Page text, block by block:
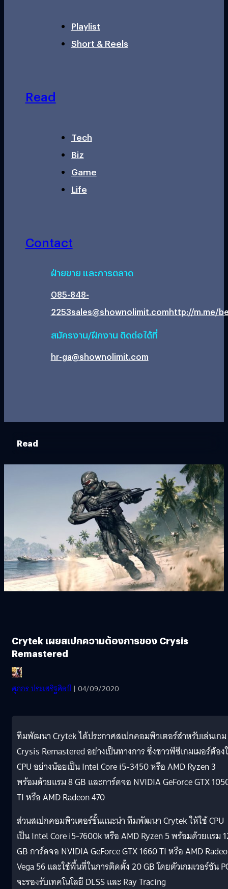
Playlist
Short & Reels
Read
Tech
Biz
Game
Life
Contact
ฝ่ายขาย และการตลาด
085-848-
2253sales@shownolimit.comhttp://m.me/
สมัครงาน/ฝึกงาน ติดต่อได้ที่
hr-ga@shownolimit.com
Read
Crytek เผยสเปกความต้องการของ Crysis
Remastered
ศุภกร ประเสริฐศิลป์ | 04/09/2020
ทีมพัฒนา Crytek ได้ประกาศสเปกคอมพิวเตอร์สำหรับเล่นเกม
Crysis Remastered อย่างเป็นทางการ ซึ่งชาวพีซีเกมเมอร์ต้อง
CPU อย่างน้อยเป็น Intel Core i5-3450 หรือ AMD Ryzen 3
พร้อมด้วยแรม 8 GB และการ์ดจอ NVIDIA GeForce GTX
TI หรือ AMD Radeon 470
ส่วนสเปกคอมพิวเตอร์ขั้นแนะนำ ทีมพัฒนา Crytek ให้ใช้ CPU
เป็น Intel Core i5-7600k หรือ AMD Ryzen 5 พร้อมด้วยแรม
GB การ์ดจอ NVIDIA GeForce GTX 1660 TI หรือ AMD
Vega 56 และใช้พื้นที่ในการติดตั้ง 20 GB โดยตัวเกมเวอร์ชัน
จะรองรับเทคโนโลยี DLSS และ Ray Tracing